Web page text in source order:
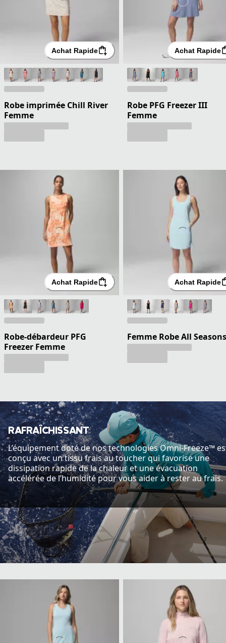
Achat Rapide
Robe imprimée Chill River
Femme
Achat Rapide
Robe PFG Freezer III
Femme
Achat Rapide
Robe-débardeur PFG
Freezer Femme
Achat Rapide
Femme Robe All Seasons
RAFRAÎCHISSANT
L’équipement doté de nos technologies Omni-Freeze™
conçu avec un tissu frais au toucher qui favorise une
dissipation rapide de la chaleur et une évacuation
accélérée de l’humidité pour vous aider à rester au frais.